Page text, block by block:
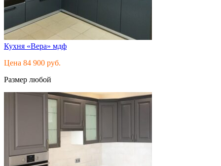
Кухня «Вера» мдф
Цена 84 900 руб.
Размер любой